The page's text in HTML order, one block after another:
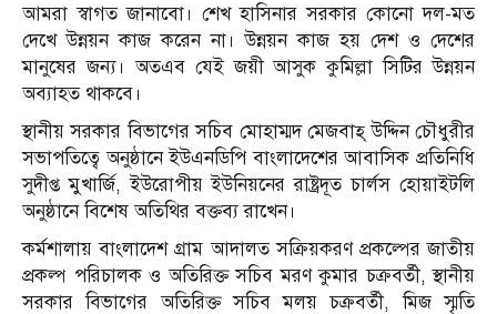
আমরা স্বাগত জানাবো। শেখ হাসিনার সরকার কোনো দল-মত
দেখে উন্নয়ন কাজ করেন না। উন্নয়ন কাজ হয় দেশ ও দেশের
মানুষের জন্য। অতএব যেই জয়ী আসুক কুমিল্লা সিটির উন্নয়ন
অব্যাহত থাকবে।
স্থানীয় সরকার বিভাগের সচিব মোহাম্মদ মেজবাহ্ উদ্দিন চৌধুরীর
সভাপতিত্বে অনুষ্ঠানে ইউএনডিপি বাংলাদেশের আবাসিক প্রতিনিধি
সুদীপ্ত মুখার্জি, ইউরোপীয় ইউনিয়নের রাষ্ট্রদূত চার্লস হোয়াইটলি
অনুষ্ঠানে বিশেষ অতিথির বক্তব্য রাখেন।
কর্মশালায় বাংলাদেশ গ্রাম আদালত সক্রিয়করণ প্রকল্পের জাতীয়
প্রকল্প পরিচালক ও অতিরিক্ত সচিব মরণ কুমার চক্রবর্তী, স্থানীয়
সরকার বিভাগের অতিরিক্ত সচিব মলয় চক্রবর্তী, মিজ স্মৃতি